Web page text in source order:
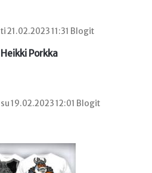
ti 21.02.2023 11:31 Blogit
Heikki Porkka
su 19.02.2023 12:01 Blogit